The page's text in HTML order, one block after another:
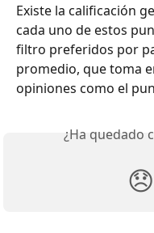
Existe la calificación
cada uno de estos
filtro preferidos por
promedio, que toma
opiniones como el
¿Ha quedado
😞